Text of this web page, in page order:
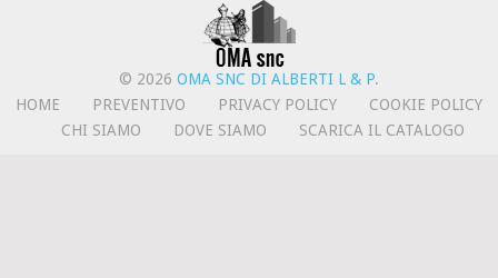
© 2026 OMA SNC DI ALBERTI L & P.
HOME
PREVENTIVO PRIVACY POLICY
COOKIE POLICY
CHI SIAMO
DOVE SIAMO SCARICA IL CATALOGO